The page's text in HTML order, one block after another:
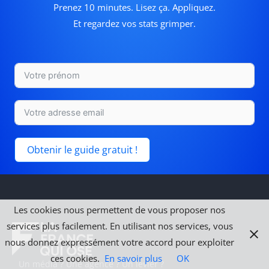
Prenez 10 minutes. Lisez ça. Appliquez.
Et regardez vos stats grimper.
Obtenir le guide gratuit !
Un média ? Une agence ? Un levier ?
Les cookies nous permettent de vous proposer nos
services plus facilement. En utilisant nos services, vous
nous donnez expressément votre accord pour exploiter
ces cookies. En savoir plus OK